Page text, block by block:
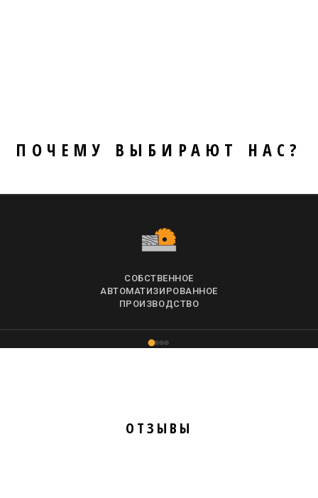
ПОЧЕМУ ВЫБИРАЮТ НАС?
СОБСТВЕННОЕ
АВТОМАТИЗИРОВАННОЕ
ПРОИЗВОДСТВО
ОТЗЫВЫ